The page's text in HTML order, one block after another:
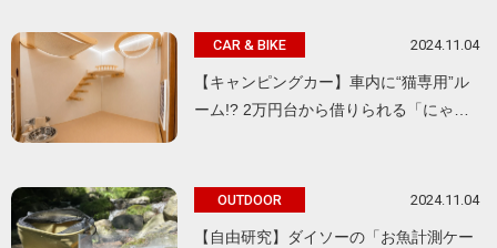
CAR & BIKE 2024.11.04
【キャンピングカー】車内に“猫専用”ル
ーム!? 2万円台から借りられる「にゃ…
OUTDOOR 2024.11.04
【自由研究】ダイソーの「お魚計測ケー